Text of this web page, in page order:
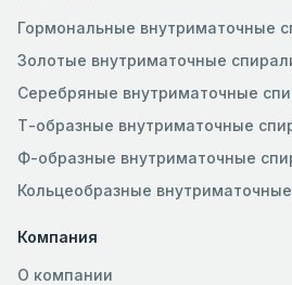
Гормональные внутриматочные
Золотые внутриматочные
Серебряные внутриматочные
Т-образные внутриматочные
Ф-образные внутриматочные
Кольцеобразные
Компания
О компании